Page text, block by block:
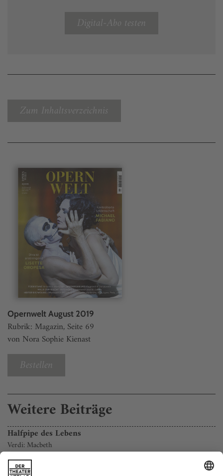
Digital-Abo testen
Zum Inhaltsverzeichnis
Opernwelt August 2019
Rubrik: Magazin, Seite 69
von Nora Sophie Kienast
Bestellen
Weitere Beiträge
Halfpipe des Lebens
Verdi: Macbeth
Antwerpen | Opera Vlaanderen